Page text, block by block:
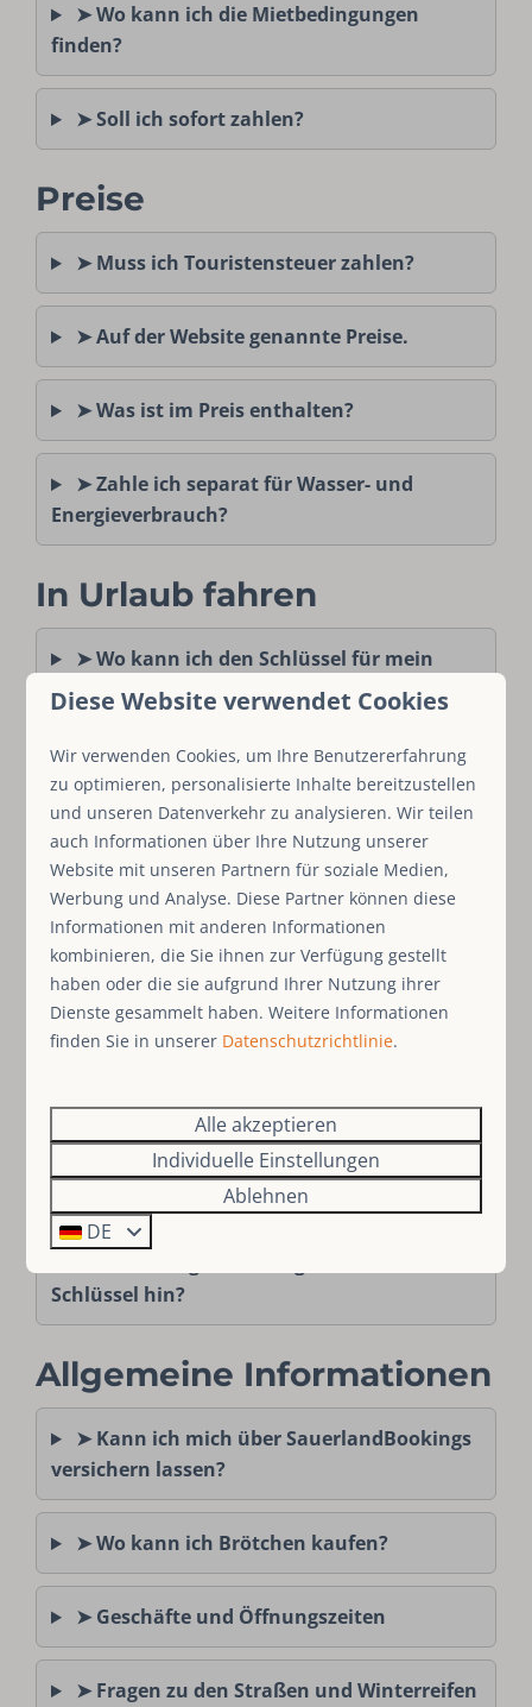
➤ Wo kann ich die Mietbedingungen
finden?
➤ Soll ich sofort zahlen?
Preise
➤ Muss ich Touristensteuer zahlen?
➤ Auf der Website genannte Preise.
➤ Was ist im Preis enthalten?
➤ Zahle ich separat für Wasser- und
Energieverbrauch?
In Urlaub fahren
➤ Wo kann ich den Schlüssel für mein
Ferienhaus abholen?
➤ Was ist die Ankunfts- und Abfahrtszeit?
➤ Wo kann ich weitere Informationen
über das Reiseziel finden?
➤ Darf ich in der Unterkunft rauchen?
➤ Wo kann ich die Hausordnung finden?
➤ Wo kann ich meine Urlaubserlebnisse
mit anderen teilen?
Schlüssel hin?
Allgemeine Informationen
➤ Kann ich mich über SauerlandBookings
versichern lassen?
➤ Wo kann ich Brötchen kaufen?
➤ Geschäfte und Öffnungszeiten
➤ Fragen zu den Straßen und Winterreifen
Diese Website verwendet Cookies
Wir verwenden Cookies, um Ihre Benutzererfahrung
zu optimieren, personalisierte Inhalte bereitzustellen
und unseren Datenverkehr zu analysieren. Wir teilen
auch Informationen über Ihre Nutzung unserer
Website mit unseren Partnern für soziale Medien,
Werbung und Analyse. Diese Partner können diese
Informationen mit anderen Informationen
kombinieren, die Sie ihnen zur Verfügung gestellt
haben oder die sie aufgrund Ihrer Nutzung ihrer
Dienste gesammelt haben. Weitere Informationen
finden Sie in unserer Datenschutzrichtlinie.
Alle akzeptieren
Individuelle Einstellungen
Ablehnen
DE